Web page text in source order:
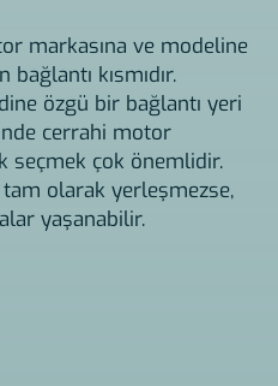
markasına ve modeline
kısmıdır.
özgü bir bağlantı yeri
cerrahi motor
seçmek çok önemlidir.
olarak yerleşmezse,
yaşanabilir.